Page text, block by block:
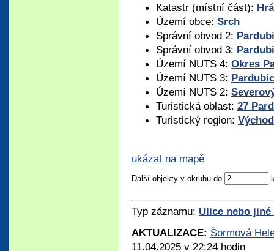
Katastr (místní část):
Území obce: Srch
Správní obvod 2:
Správní obvod 3:
Území NUTS 4: Okres
Území NUTS 3:
Území NUTS 2:
Turistická oblast: 27
Turistický region:
ukázat na mapě
Další objekty v okruhu do
Typ záznamu: Ulice nebo
AKTUALIZACE: Šormová
11.04.2025 v 22:24 hodin